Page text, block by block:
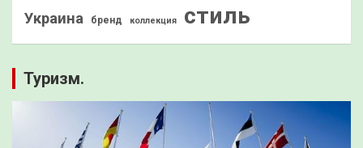
Украина бренд коллекция стиль
Туризм.